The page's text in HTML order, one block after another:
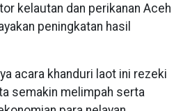
kelautan dan perikanan Aceh
peningkatan hasil
acara khanduri laot ini rezeki
semakin melimpah serta